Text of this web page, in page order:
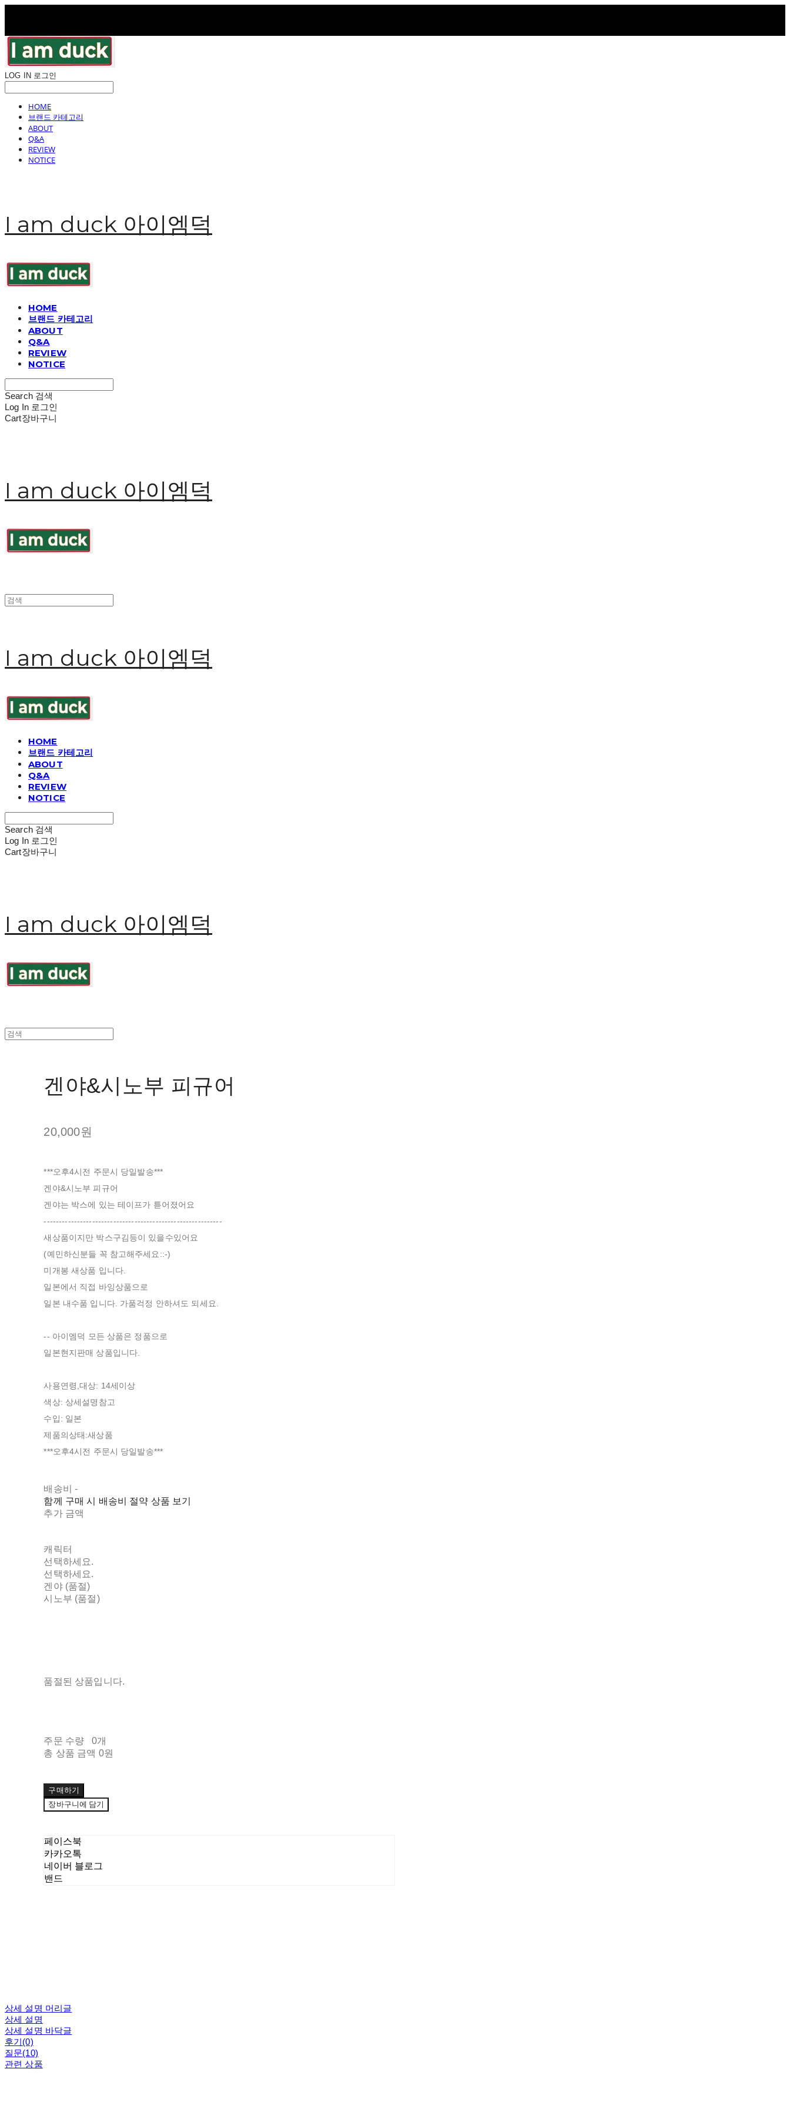
LOG IN 로그인
HOME
브랜드 카테고리
ABOUT
Q&A
REVIEW
NOTICE
I am duck 아이엠덕
HOME
브랜드 카테고리
ABOUT
Q&A
REVIEW
NOTICE
Search 검색
Log In 로그인
Cart장바구니
I am duck 아이엠덕
I am duck 아이엠덕
HOME
브랜드 카테고리
ABOUT
Q&A
REVIEW
NOTICE
Search 검색
Log In 로그인
Cart장바구니
I am duck 아이엠덕
겐야&시노부 피규어
20,000원
***오후4시전 주문시 당일발송***
겐야&시노부 피규어
겐야는 박스에 있는 테이프가 튿어졌어요
-----------------------------------------------------------
새상품이지만 박스구김등이 있을수있어요
(예민하신분들 꼭 참고해주세요::-)
미개봉 새상품 입니다.
일본에서 직접 바잉상품으로
일본 내수품 입니다. 가품걱정 안하셔도 되세요.
-- 아이엠덕 모든 상품은 정품으로
일본현지판매 상품입니다.
사용연령,대상: 14세이상
색상: 상세설명참고
수입: 일본
제품의상태:새상품
***오후4시전 주문시 당일발송***
배송비-
함께 구매 시 배송비 절약 상품 보기
추가 금액
캐릭터
선택하세요.
선택하세요.
겐야 (품절)
시노부 (품절)
품절된 상품입니다.
주문 수량
0개
총 상품 금액 0원
구매하기
장바구니에 담기
페이스북
카카오톡
네이버 블로그
밴드
상세 설명 머리글
상세 설명
상세 설명 바닥글
후기(0)
질문(10)
관련 상품